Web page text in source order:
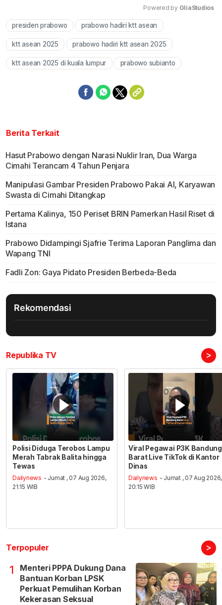
Powered by GliaStudios
presiden prabowo prabowo hadiri ktt asean
ktt asean 2025 prabowo hadiri ktt asean 2025
ktt asean 2025 di kuala lumpur prabowo subianto
Berita Terkait
Hasut Prabowo dengan Narasi Nuklir Iran, Dua Warga
Cimahi Terancam 4 Tahun Penjara
Manipulasi Gambar Presiden Prabowo Pakai AI, Karyawan
Swasta di Cimahi Ditangkap
Pertama Kalinya, 150 Periset BRIN Pamerkan Hasil Riset di
Istana
Prabowo Didampingi Sjafrie Terima Laporan Panglima dan
Wapang TNI
Fadli Zon: Gaya Pidato Presiden Berbeda-Beda
Rekomendasi
Republika TV >
Polisi Diduga Terobos Lampu
Merah Tabrak Balita hingga
Tewas
Dailynews - Jumat , 07 Aug 2026,
21:15 WIB
Viral Pegawai P3K Bandung
Barat Live TikTok di Kantor
Dinas
Dailynews - Jumat , 07 Aug 2026,
20:15 WIB
Terpopuler >
1
Menteri PPPA Dukung Dana
Bantuan Korban LPSK
Perkuat Pemulihan Korban
Kekerasan Seksual